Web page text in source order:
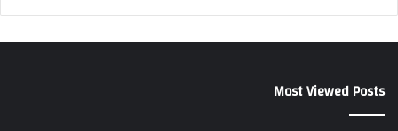
Most Viewed Posts